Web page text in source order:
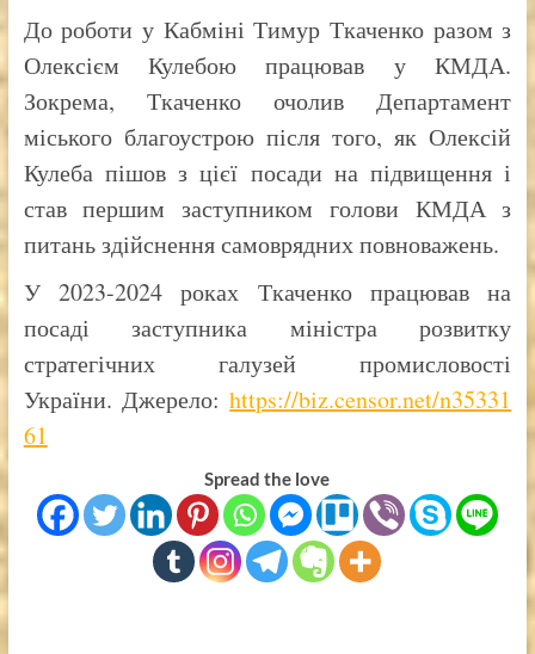
До роботи у Кабміні Тимур Ткаченко разом з
Олексієм Кулебою працював у КМДА.
Зокрема, Ткаченко очолив Департамент
міського благоустрою після того, як Олексій
Кулеба пішов з цієї посади на підвищення і
став першим заступником голови КМДА з
питань здійснення самоврядних повноважень.
У 2023-2024 роках Ткаченко працював на
посаді заступника міністра розвитку
стратегічних галузей промисловості
України. Джерело:https://biz.censor.net/n35331
61
Spread the love